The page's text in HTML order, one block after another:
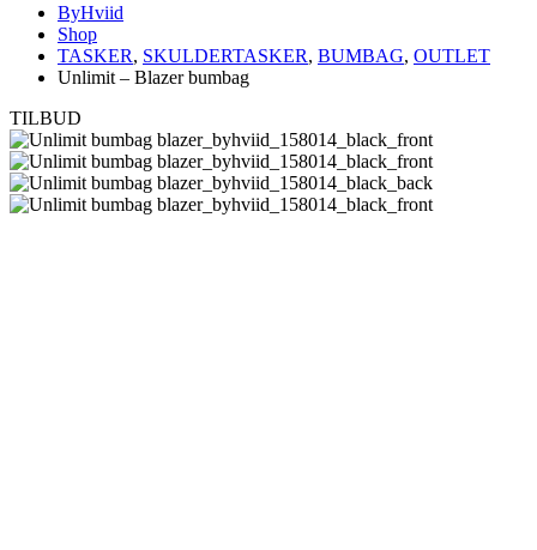
ByHviid
Shop
TASKER, SKULDERTASKER, BUMBAG, OUTLET
Unlimit – Blazer bumbag
TILBUD